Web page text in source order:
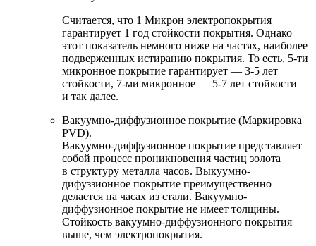
Считается, что 1 Микрон электропокрытия
гарантирует 1 год стойкости покрытия. Однако
этот показатель немного ниже на частях, наиболее
подверженных истиранию покрытия. То есть, 5-ти
микронное покрытие гарантирует — 3-5 лет
стойкости, 7-ми микронное — 5-7 лет стойкости
и так далее.
Вакуумно-диффузионное покрытие (Маркировка
PVD).
Вакуумно-диффузионное покрытие представляет
собой процесс проникновения частиц золота
в структуру металла часов. Выкуумно-
дифуззионное покрытие преимущественно
делается на часах из стали. Вакуумно-
диффузионное покрытие не имеет толщины.
Стойкость вакуумно-диффузионного покрытия
выше, чем электропокрытия.